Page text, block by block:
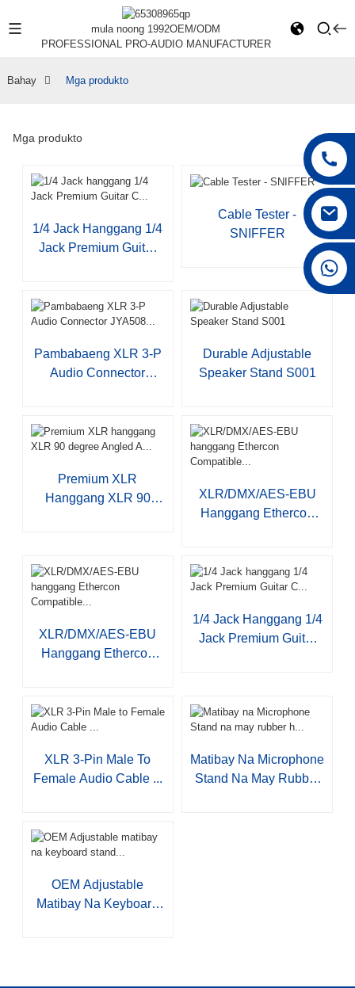
mula noong 1992OEM/ODM
PROFESSIONAL PRO-AUDIO MANUFACTURER
Bahay Mga produkto
Mga produkto
1/4 Jack Hanggang 1/4
Jack Premium Guitar
Cable Tester -
SNIFFER
Pambabaeng XLR 3-P
Audio Connector
Durable Adjustable
Speaker Stand S001
Premium XLR
Hanggang XLR 90
XLR/DMX/AES-EBU
Hanggang Ethercon
XLR/DMX/AES-EBU
Hanggang Ethercon
1/4 Jack Hanggang 1/4
Jack Premium Guitar
XLR 3-Pin Male To
Female Audio Cable ...
Matibay Na Microphone
Stand Na May Rubber
OEM Adjustable
Matibay Na Keyboard